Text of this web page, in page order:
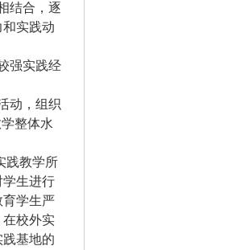
结合，逐
实践动
强实践经
动，组织
整体水
践教学所
学生进行
育学生严
在校外实
基地的